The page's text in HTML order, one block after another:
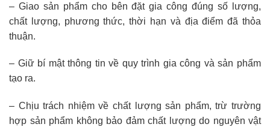
– Giao sản phẩm cho bên đặt gia công đúng số lượng,
chất lượng, phương thức, thời hạn và địa điểm đã thỏa
thuận.
– Giữ bí mật thông tin về quy trình gia công và sản phẩm
tạo ra.
– Chịu trách nhiệm về chất lượng sản phẩm, trừ trường
hợp sản phẩm không bảo đảm chất lượng do nguyên vật